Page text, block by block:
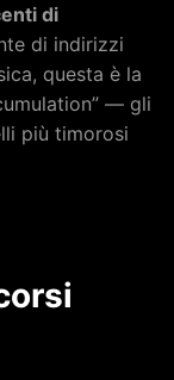
di
di indirizzi
questa è la
— gli
più timorosi